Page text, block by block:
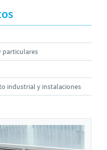
particulares
industrial y instalaciones